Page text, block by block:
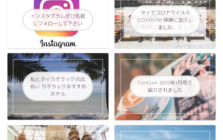
インスタグラムぜひ気軽
にフォローして下さい
タイでコロナウイルス
(COVID-19) 保険に加入し
ました
私とタイカオラックの出
会い カオラックおすすめ
ホテル
CanCam 2020年1月号で
紹介されました